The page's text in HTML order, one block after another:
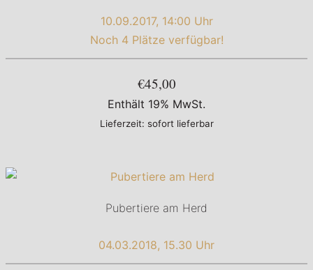
10.09.2017, 14:00 Uhr
Noch 4 Plätze verfügbar!
€45,00
Enthält 19% MwSt.
Lieferzeit: sofort lieferbar
Pubertiere am Herd
04.03.2018, 15.30 Uhr